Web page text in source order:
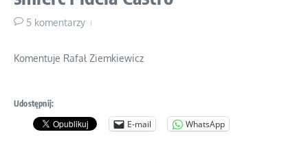
5 komentarzy
Komentuje Rafał Ziemkiewicz
Udostępnij:
E-mail WhatsApp